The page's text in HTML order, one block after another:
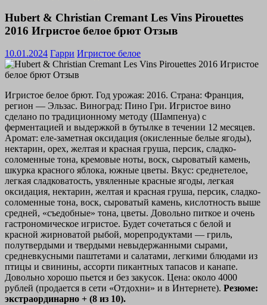
Hubert & Christian Cremant Les Vins Pirouettes
2016 Игристое белое брют Отзыв
10.01.2024 Гарри Игристое белое
Игристое белое брют. Год урожая: 2016. Страна: Франция,
регион — Эльзас. Виноград: Пино Гри. Игристое вино
сделано по традиционному методу (Шампенуа) с
ферментацией и выдержкой в бутылке в течении 12 месяцев.
Аромат: еле-заметная оксидация (окисленные белые ягоды),
нектарин, орех, желтая и красная груша, персик, сладко-
соломенные тона, кремовые ноты, воск, сыроватый камень,
шкурка красного яблока, южные цветы. Вкус: среднетелое,
легкая сладковатость, увяленные красные ягоды, легкая
оксидация, нектарин, желтая и красная груша, персик, сладко-
соломенные тона, воск, сыроватый камень, кислотность выше
средней, «съедобные» тона, цветы. Довольно питкое и очень
гастрономическое игристое. Будет сочетаться с белой и
красной жирноватой рыбой, морепродуктами — гриль,
полутвердыми и твердыми невыдержанными сырами,
средневкусными паштетами и салатами, легкими блюдами из
птицы и свинины, ассорти пикантных тапасов и канапе.
Довольно хорошо пьется и без закусок. Цена: около 4000
рублей (продается в сети «Отдохни» и в Интернете). Резюме:
экстраординарно + (8 из 10).